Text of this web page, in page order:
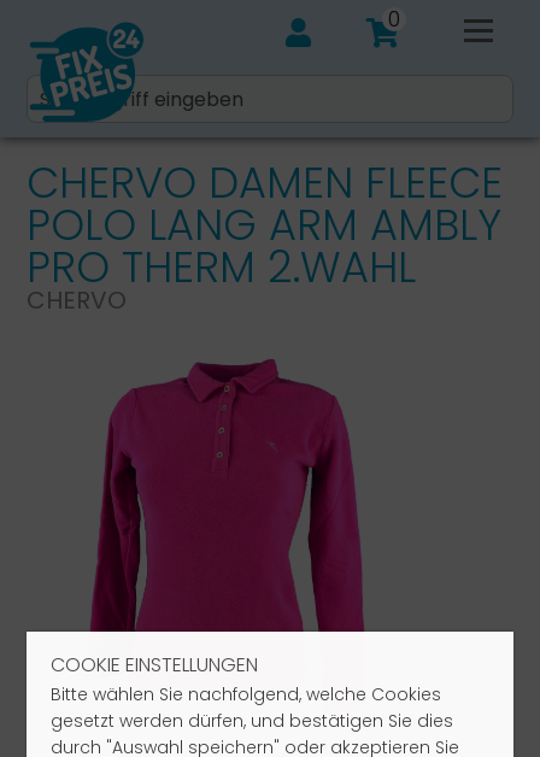
COOKIE EINSTELLUNGEN
Bitte wählen Sie nachfolgend, welche Cookies
gesetzt werden dürfen, und bestätigen Sie dies
durch "Auswahl speichern" oder akzeptieren Sie
0
CHERVO DAMEN FLEECE
POLO LANG ARM AMBLY
PRO THERM 2.WAHL
CHERVO